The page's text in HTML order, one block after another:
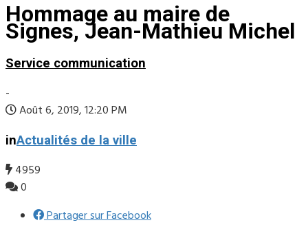
Hommage au maire de
Signes, Jean-Mathieu Michel
Service communication
-
Août 6, 2019, 12:20 PM
inActualités de la ville
4959
0
Partager sur Facebook